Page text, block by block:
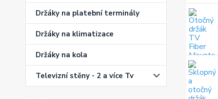
Držáky na platební terminály
Držáky na klimatizace
Držáky na kola
Televizní stěny - 2 a více Tv